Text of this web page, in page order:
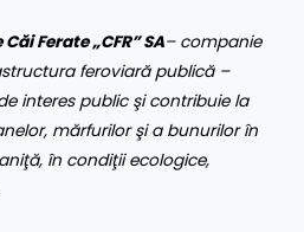
Ferate „CFR” SA– companie
feroviară publică –
interes public şi contribuie la
mărfurilor şi a bunurilor în
în condiţii ecologice,